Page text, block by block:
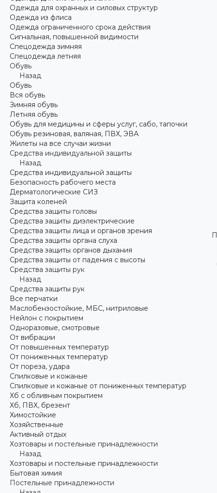
Одежда для охранных и силовых структур
Одежда из флиса
Одежда ограниченного срока действия
Сигнальная, повышенной видимости
Спецодежда зимняя
Спецодежда летняя
Обувь
Назад
Обувь
Вся обувь
Зимняя обувь
Летняя обувь
Обувь для медицины и сферы услуг, сабо, тапочки
Обувь резиновая, валяная, ПВХ, ЭВА
Жилеты на все случаи жизни
Средства индивидуальной защиты
Назад
Средства индивидуальной защиты
Безопасность рабочего места
Дерматологические СИЗ
Защита коленей
Средства защиты головы
Средства защиты диэлектрические
Средства защиты лица и органов зрения
Средства защиты органа слуха
Средства защиты органов дыхания
Средства защиты от падения с высоты
Средства защиты рук
Назад
Средства защиты рук
Все перчатки
Маслобензостойкие, МБС, нитриловые
Нейлон с покрытием
Одноразовые, смотровые
От вибрации
От повышенных температур
От пониженных температур
От пореза, удара
Спилковые и кожаные
Спилковые и кожаные от пониженных температур
Хб с обливным покрытием
Хб, ПВХ, брезент
Химостойкие
Хозяйственные
Активный отдых
Хозтовары и постельные принадлежности
Назад
Хозтовары и постельные принадлежности
Бытовая химия
Постельные принадлежности